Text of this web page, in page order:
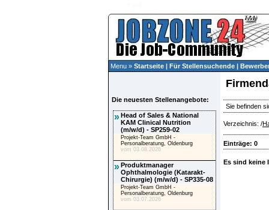
Menu » Startseite | Für Stellensuchende |
Die neuesten Stellenangebote:
»Head of Sales & National
KAM Clinical Nutrition
(m/w/d) - SP259-02
Projekt-Team GmbH -
Personalberatung, Oldenburg
vom 03.08.2026
»Produktmanager
Ophthalmologie (Katarakt-
Chirurgie) (m/w/d) - SP335-08
Projekt-Team GmbH -
Personalberatung, Oldenburg
vom 03.07.2026
Sie befinden
Verzeichnis: /
Einträge: 0
Es sind keine